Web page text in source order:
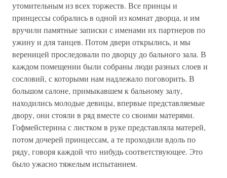
утомительным из всех торжеств. Все принцы и
принцессы собрались в одной из комнат дворца, и им
вручили памятные записки с именами их партнеров по
ужину и для танцев. Потом двери открылись, и мы
вереницей проследовали по дворцу до бального зала. В
каждом помещении были собраны люди разных слоев и
сословий, с которыми нам надлежало поговорить. В
большом салоне, примыкавшем к бальному залу,
находились молодые девицы, впервые представляемые
двору, они стояли в ряд вместе со своими матерями.
Гофмейстерина с листком в руке представляла матерей,
потом дочерей принцессам, а те проходили вдоль по
ряду, говоря каждой что нибудь соответствующее. Это
было ужасно тяжелым испытанием.